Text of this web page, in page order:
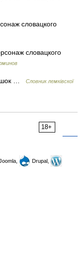
словацкого
словацкого
…
Словник лемківскої
18+
Drupal,